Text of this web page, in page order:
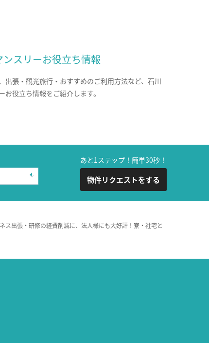
ンスリーお役立ち情報
出張・観光旅行・おすすめのご利用方法など、石川
お役立ち情報をご紹介します。
あと1ステップ！簡単30秒！
物件リクエストをする
出張・研修の経費削減に、法人様にも大好評！寮・社宅と